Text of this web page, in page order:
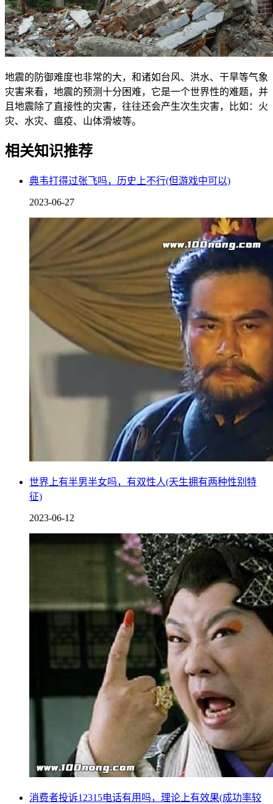
地震的防御难度也非常的大，和诸如台风、洪水、干旱等气象
灾害来看，地震的预测十分困难，它是一个世界性的难题，并
且地震除了直接性的灾害，往往还会产生次生灾害，比如：火
灾、水灾、瘟疫、山体滑坡等。
相关知识推荐
典韦打得过张飞吗，历史上不行(但游戏中可以)
2023-06-27
世界上有半男半女吗，有双性人(天生拥有两种性别特
征)
2023-06-12
消费者投诉12315电话有用吗，理论上有效果(成功率较